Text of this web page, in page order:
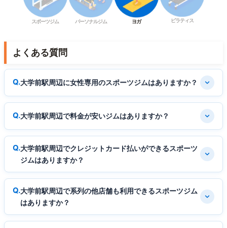
スポーツジム パーソナルジム ヨガ ピラティス
よくある質問
大学前駅周辺に女性専用のスポーツジムはありますか？
大学前駅周辺で料金が安いジムはありますか？
大学前駅周辺でクレジットカード払いができるスポーツ
ジムはありますか？
大学前駅周辺で系列の他店舗も利用できるスポーツジム
はありますか？